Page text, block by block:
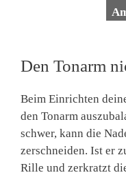
Den Tonarm
Beim Einrichten
den Tonarm
schwer, kann die
zerschneiden. Ist er
Rille und zerkratzt